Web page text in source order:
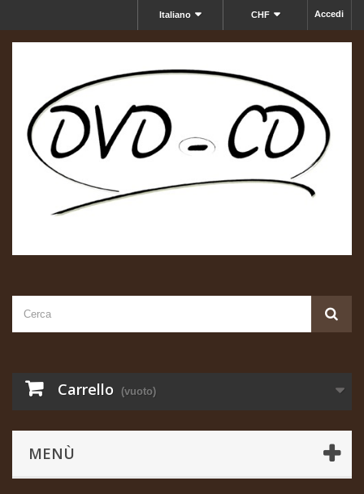
Accedi
CHF
Italiano
Carrello (vuoto)
MENÙ